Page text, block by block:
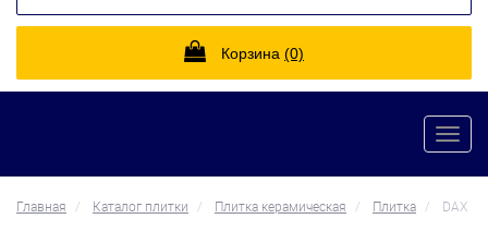
Корзина (0)
Главная Каталог плитки Плитка керамическая Плитка DAX